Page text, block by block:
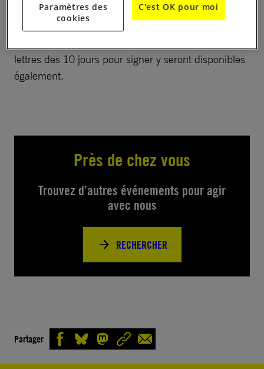
« Une femme Iranienne » sera diffusé. Un temps
lettres des 10 jours pour signer y seront disponibles
également.
Près de chez vous
Trouvez d’autres événements pour agir
avec nous
RECHERCHER
Partager
Paramètres des
cookies
C'est OK pour moi